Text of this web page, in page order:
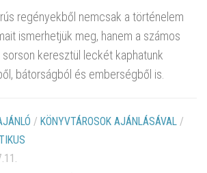
regényekből nemcsak a történelem
ismerhetjük meg, hanem a számos
sorson keresztül leckét kaphatunk
bátorságból és emberségből is.
/ KÖNYVTÁROSOK AJÁNLÁSÁVAL /